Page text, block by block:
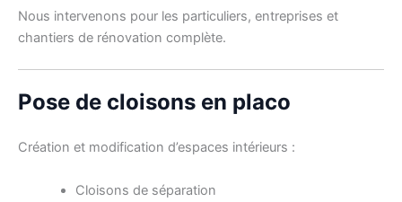
Nous intervenons pour les particuliers, entreprises et
chantiers de rénovation complète.
Pose de cloisons en placo
Création et modification d’espaces intérieurs :
Cloisons de séparation